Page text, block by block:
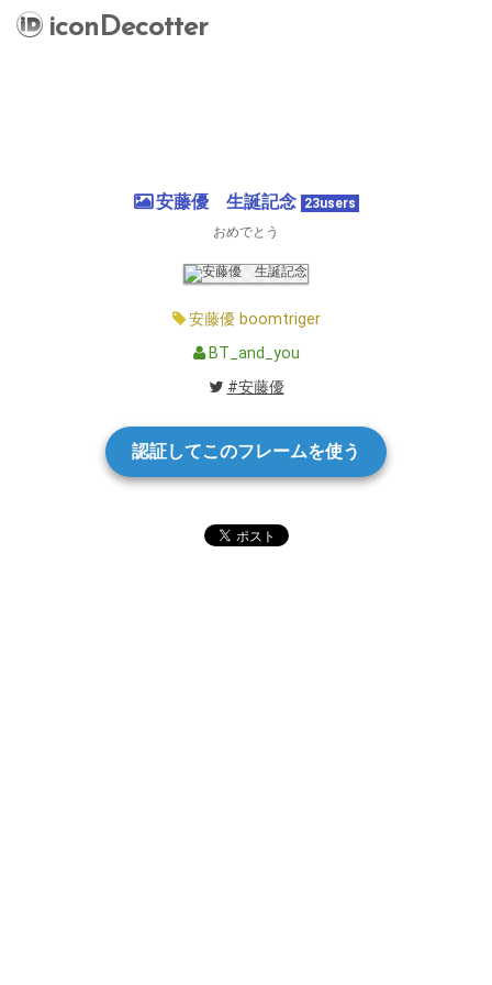
iconDecotter
安藤優 生誕記念
23users
おめでとう
安藤優 boomtriger
BT_and_you
#安藤優
認証してこのフレームを使う